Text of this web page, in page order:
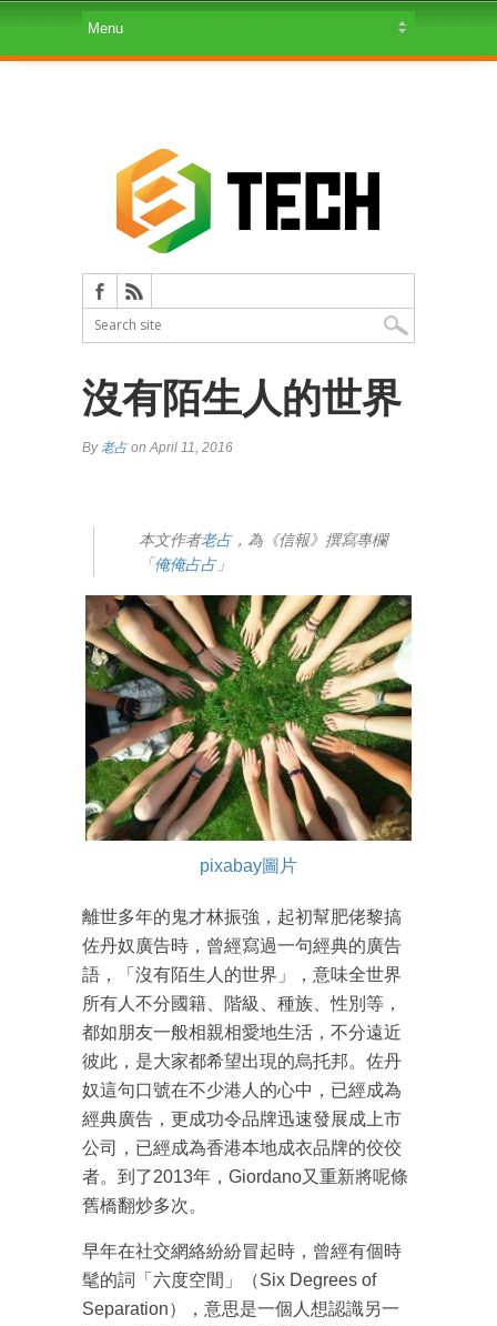
沒有陌生人的世界
By老占on April 11, 2016
本文作者老占，為《信報》撰寫專欄
「俺俺占占」
pixabay圖片
離世多年的鬼才林振強，起初幫肥佬黎搞
佐丹奴廣告時，曾經寫過一句經典的廣告
語，「沒有陌生人的世界」，意味全世界
所有人不分國籍、階級、種族、性別等，
都如朋友一般相親相愛地生活，不分遠近
彼此，是大家都希望出現的烏托邦。佐丹
奴這句口號在不少港人的心中，已經成為
經典廣告，更成功令品牌迅速發展成上市
公司，已經成為香港本地成衣品牌的佼佼
者。到了2013年，Giordano又重新將呢條
舊橋翻炒多次。
早年在社交網絡紛紛冒起時，曾經有個時
髦的詞「六度空間」（Six Degrees of
Separation），意思是一個人想認識另一